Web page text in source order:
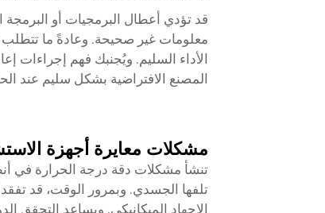
قد تؤدي أعطال البرمجيات أو
معلومات غير صحيحة. وعادةً ما تتطلب
الأداء السليم. ويُجنبك فهم إجراءات
المصنع الافتراضية بشكل سليم عند
مشكلات معايرة أجهزة
تنشأ مشكلات دقة درجة الحرارة في
تلفها الجسدي. وبمرور الوقت، قد
الإجهاد الميكانيكي. ويساعد